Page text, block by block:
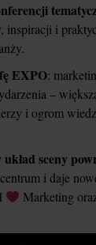
inspiracji i
EXPO:
–
i ogrom
sceny
i daje
Marketing